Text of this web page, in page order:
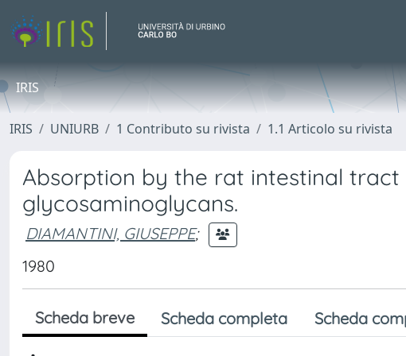
IRIS
IRIS UNIURB 1 Contributo su rivista 1.1 Articolo su rivista
Absorption by the rat intestinal
glycosaminoglycans.
DIAMANTINI, GIUSEPPE;
1980
Scheda breve Scheda completa Scheda